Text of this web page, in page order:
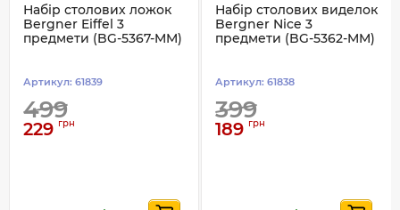
Набір столових ложок
Bergner Eiffel 3
предмети (BG-5367-MM)
Артикул: 61839
499
229 грн
Набір столових виделок
Bergner Nice 3
предмети (BG-5362-MM)
Артикул: 61838
399
189 грн